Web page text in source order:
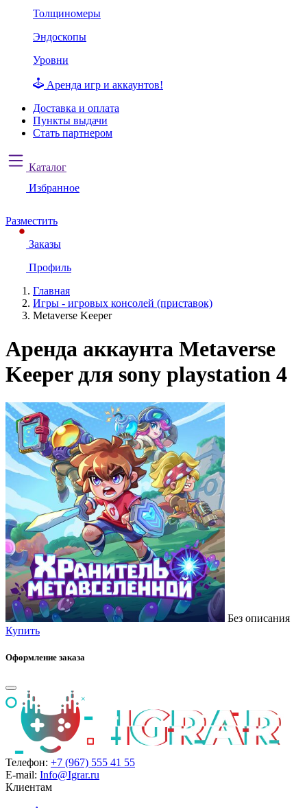
Толщиномеры
Эндоскопы
Уровни
Аренда игр и аккаунтов!
Доставка и оплата
Пункты выдачи
Стать партнером
Каталог
Избранное
Разместить
Заказы
Профиль
Главная
Игры - игровых консолей (приставок)
Metaverse Keeper
Аренда аккаунта Metaverse
Keeper для sony playstation 4
Без описания
Купить
Оформление заказа
Телефон: +7 (967) 555 41 55
E-mail: Info@Igrar.ru
Клиентам